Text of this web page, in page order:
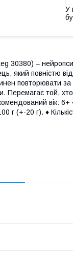
У
30380) –
який повністю
повторювати
Перемагає той,
вік:
г (+-20 г). ♦